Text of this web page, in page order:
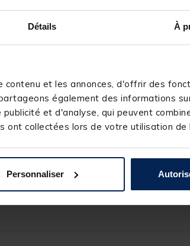
Détails À
et les annonces, d'offrir des
également des informations
et d'analyse, qui peuvent
ont collectées lors de votre utilisation de
Personnaliser